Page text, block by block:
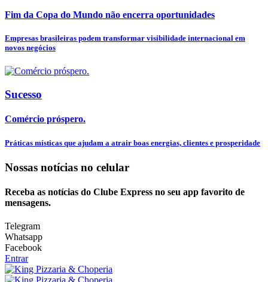
Fim da Copa do Mundo não encerra oportunidades
Empresas brasileiras podem transformar visibilidade internacional em
novos negócios
Sucesso
Comércio próspero.
Práticas místicas que ajudam a atrair boas energias, clientes e prosperidade
Nossas notícias no celular
Receba as notícias do Clube Express no seu app favorito de
mensagens.
Telegram
Whatsapp
Facebook
Entrar